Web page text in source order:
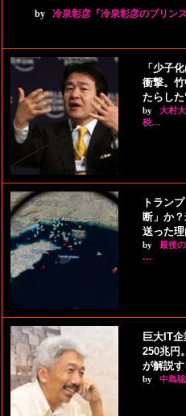
by 冷泉彰彦『冷泉彰彦のプリン
「少子
衝撃。
たらし
by
大村
税…
トラン
断」か
送った
by
最後
…
巨大IT
250兆円
が解説
by 中島